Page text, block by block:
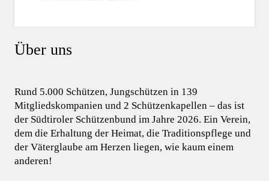
Über uns
Rund 5.000 Schützen, Jungschützen in 139
Mitgliedskompanien und 2 Schützenkapellen – das ist
der Südtiroler Schützenbund im Jahre 2026. Ein Verein,
dem die Erhaltung der Heimat, die Traditionspflege und
der Väterglaube am Herzen liegen, wie kaum einem
anderen!